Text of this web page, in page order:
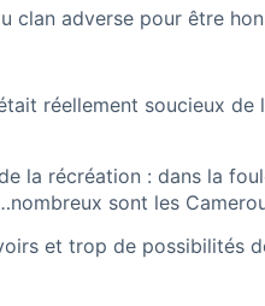
clan adverse pour être
réellement soucieux
la récréation : dans la
sont les
et trop de possibilités